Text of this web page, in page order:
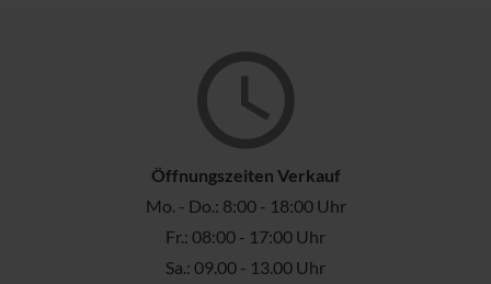
Öffnungszeiten Verkauf
Mo. - Do.: 8:00 - 18:00 Uhr
Fr.: 08:00 - 17:00 Uhr
Sa.: 09.00 - 13.00 Uhr